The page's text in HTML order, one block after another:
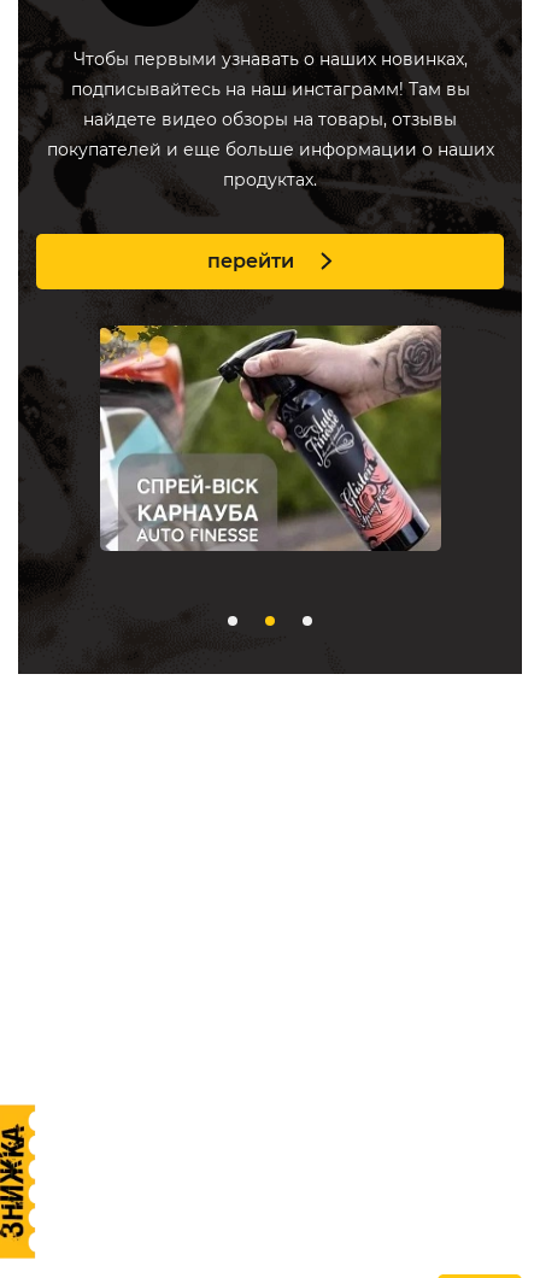
Чтобы первыми узнавать о наших новинках,
подписывайтесь на наш инстаграмм! Там вы
найдете видео обзоры на товары, отзывы
покупателей и еще больше информации о наших
продуктах.
перейти